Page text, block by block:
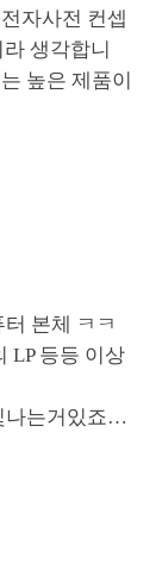
자사전 컨셉
생각합니
높은 제품이
본체 ㅋㅋ
LP 등등 이상
나는거있죠…